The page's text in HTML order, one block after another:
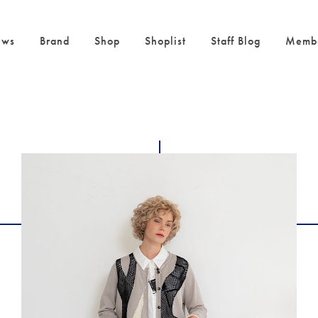
Brand Shop Shoplist Staff Blog